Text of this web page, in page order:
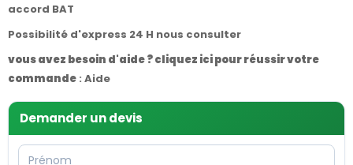
accord BAT
Possibilité d'express 24 H nous consulter
vous avez besoin d'aide ? cliquez ici pour réussir votre
commande : Aide
Demander un devis